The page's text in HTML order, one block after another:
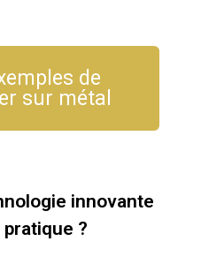
de
sur métal
innovante
?